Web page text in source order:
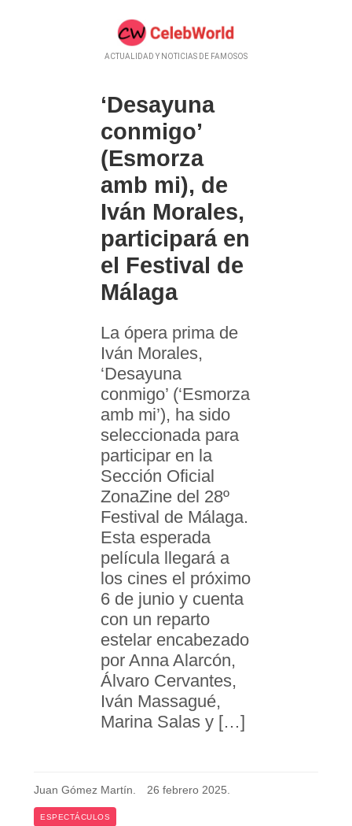
ACTUALIDAD Y NOTICIAS DE FAMOSOS
‘Desayuna
conmigo’
(Esmorza
amb mi), de
Iván Morales,
participará en
el Festival de
Málaga
La ópera prima de
Iván Morales,
‘Desayuna
conmigo’ (‘Esmorza
amb mi’), ha sido
seleccionada para
participar en la
Sección Oficial
ZonaZine del 28º
Festival de Málaga.
Esta esperada
película llegará a
los cines el próximo
6 de junio y cuenta
con un reparto
estelar encabezado
por Anna Alarcón,
Álvaro Cervantes,
Iván Massagué,
Marina Salas y […]
Juan Gómez Martín. 26 febrero 2025.
ESPECTÁCULOS